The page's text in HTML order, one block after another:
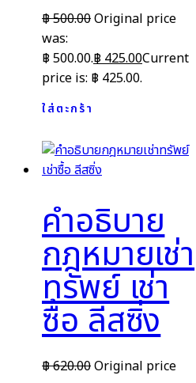
฿500.00Original price
was:
฿ 500.00.฿ 425.00Current
price is: ฿ 425.00.
ใส่ตะกร้า
คำอธิบาย
กฎหมายเช่า
ทรัพย์ เช่า
ซื้อ ลีสซิ่ง
฿620.00Original price